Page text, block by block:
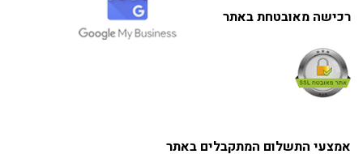
רכישה מאובטחת באתר
אמצעי התשלום המתקבלים באתר